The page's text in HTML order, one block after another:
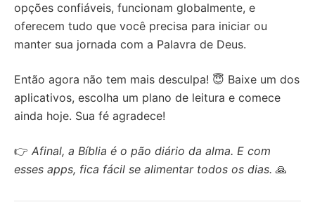
opções confiáveis, funcionam globalmente, e
oferecem tudo que você precisa para iniciar ou
manter sua jornada com a Palavra de Deus.
Então agora não tem mais desculpa! 😇 Baixe um dos
aplicativos, escolha um plano de leitura e comece
ainda hoje. Sua fé agradece!
👉 Afinal, a Bíblia é o pão diário da alma. E com
esses apps, fica fácil se alimentar todos os dias. 🙏